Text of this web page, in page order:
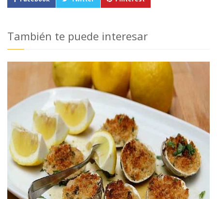
También te puede interesar